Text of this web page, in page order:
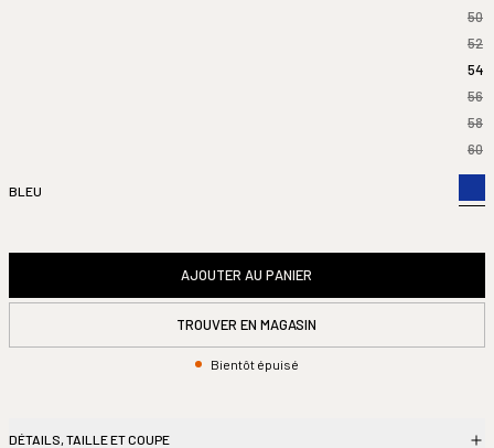
50
52
54
56
58
60
BLEU
AJOUTER AU PANIER
TROUVER EN MAGASIN
Bientôt épuisé
DÉTAILS, TAILLE ET COUPE